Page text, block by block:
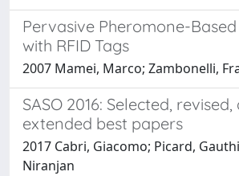
Pervasive Pheromone-
with RFID Tags
2007 Mamei, Marco; Zambonelli,
SASO 2016: Selected, revised,
extended best papers
2017 Cabri, Giacomo; Picard,
Niranjan